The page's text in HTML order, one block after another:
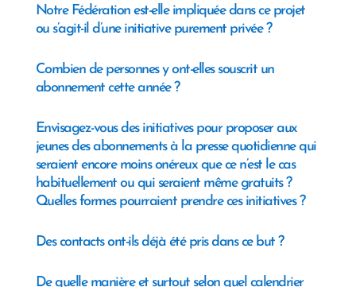
Notre Fédération est-elle impliquée dans ce projet
ou s’agit-il d’une initiative purement privée ?
Combien de personnes yont-ellessouscrit un
abonnement cette année ?
Envisagez-vous des initiatives pour proposer aux
jeunes des abonnements à la presse quotidienne qui
seraient encore moins onéreux que ce n’est le cas
habituellement ou qui seraient même gratuits ?
Quelles formes pourraient prendre ces initiatives ?
Des contacts ont-ils déjà été pris dans ce but ?
De quelle manière et surtout selon quel calendrier